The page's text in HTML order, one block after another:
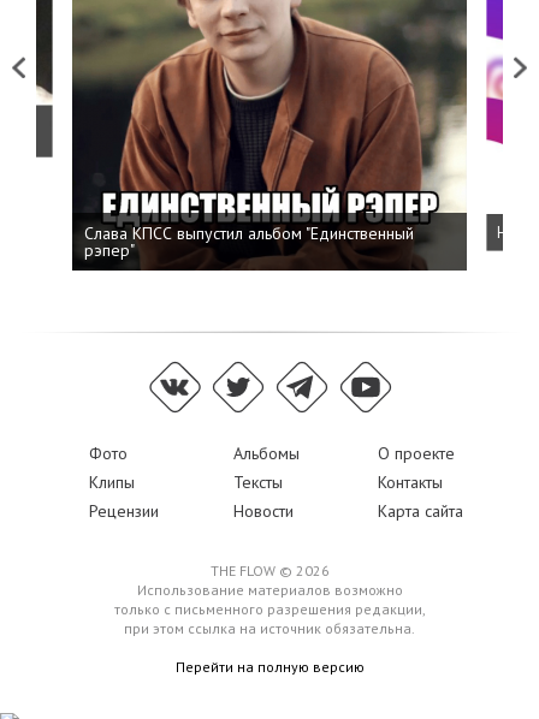
Previous
Слава КПСС выпустил альбом "Единственный
рэпер"
Next
Фото Альбомы
О проекте
Клипы
Тексты
Контакты
Рецензии
Новости Карта сайта
THE FLOW © 2026
Использование материалов возможно
только с письменного разрешения редакции,
при этом ссылка на источник обязательна.
Перейти на полную версию